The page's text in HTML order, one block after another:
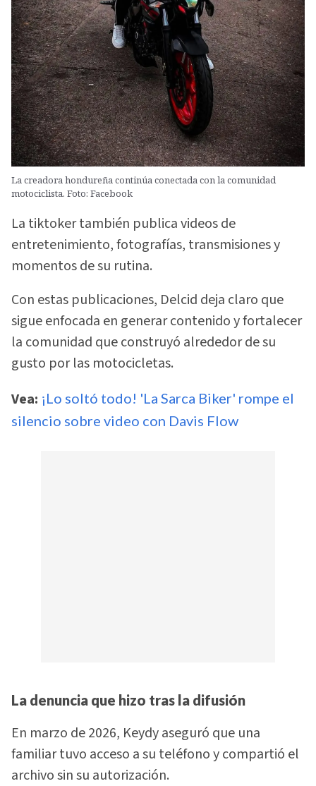
La creadora hondureña continúa conectada con la comunidad
motociclista. Foto: Facebook
La tiktoker también publica videos de
entretenimiento, fotografías, transmisiones y
momentos de su rutina.
Con estas publicaciones, Delcid deja claro que
sigue enfocada en generar contenido y fortalecer
la comunidad que construyó alrededor de su
gusto por las motocicletas.
Vea: ¡Lo soltó todo! 'La Sarca Biker' rompe el
silencio sobre video con Davis Flow
La denuncia que hizo tras la difusión
En marzo de 2026, Keydy aseguró que una
familiar tuvo acceso a su teléfono y compartió el
archivo sin su autorización.